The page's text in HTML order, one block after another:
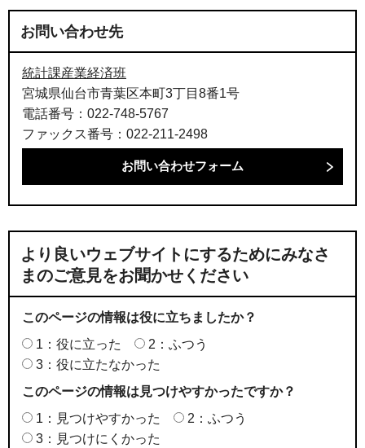
お問い合わせ先
統計課産業経済班
宮城県仙台市青葉区本町3丁目8番1号
電話番号：022-748-5767
ファックス番号：022-211-2498
より良いウェブサイトにするためにみなさ
まのご意見をお聞かせください
このページの情報は役に立ちましたか？
1：役に立った
2：ふつう
3：役に立たなかった
このページの情報は見つけやすかったですか？
1：見つけやすかった
2：ふつう
3：見つけにくかった